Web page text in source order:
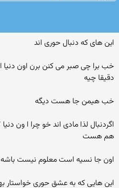
این های که دنبال حوری اند
خب برا چی صبر می کنن برن اون دنیا
دقیقا چیه
خب هیمن جا هست دیگه
اگردنبال لذا مادی اند خو چرا ا ون
هم هست
اون جا نسیه است معلوم نیست باشه
این هایی که به عشق حوری خواستار